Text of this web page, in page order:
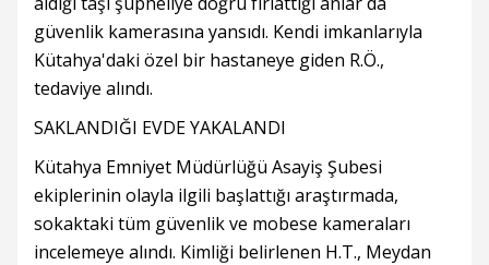
güvenlik kamerasına yansıdı. Kendi imkanlarıyla
Kütahya'daki özel bir hastaneye giden R.Ö.,
tedaviye alındı.
SAKLANDIĞI EVDE YAKALANDI
Kütahya Emniyet Müdürlüğü Asayiş Şubesi
ekiplerinin olayla ilgili başlattığı araştırmada,
sokaktaki tüm güvenlik ve mobese kameraları
incelemeye alındı. Kimliği belirlenen H.T., Meydan